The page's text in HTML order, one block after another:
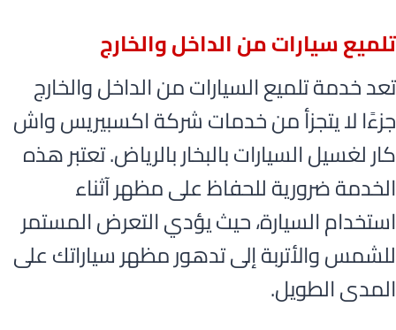
تلميع سيارات من الداخل والخارج
تعد خدمة تلميع السيارات من الداخل والخارج
جزءًا لا يتجزأ من خدمات شركة اكسبيريس واش
كار لغسيل السيارات بالبخار بالرياض. تعتبر هذه
الخدمة ضرورية للحفاظ على مظهر آثناء
استخدام السيارة، حيث يؤدي التعرض المستمر
للشمس والأتربة إلى تدهور مظهر سياراتك على
المدى الطويل.